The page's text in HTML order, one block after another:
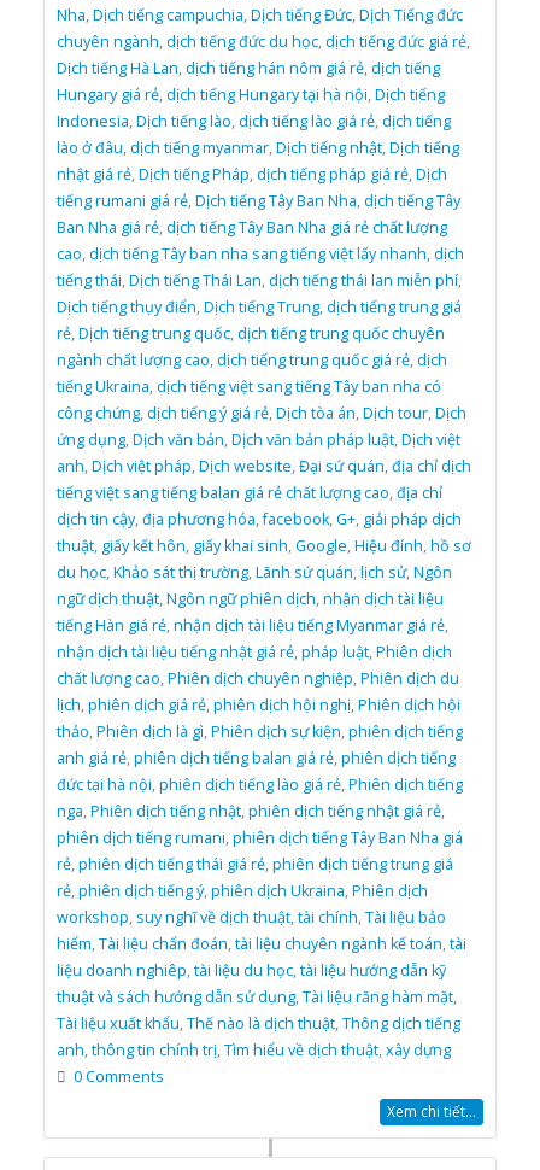
Nha,Dịch tiếng campuchia,Dịch tiếng Đức,Dịch Tiếng đức
chuyên ngành,dịch tiếng đức du học,dịch tiếng đức giá rẻ,
Dịch tiếng Hà Lan,dịch tiếng hán nôm giá rẻ,dịch tiếng
Hungary giá rẻ,dịch tiếng Hungary tại hà nội,Dịch tiếng
Indonesia,Dịch tiếng lào,dịch tiếng lào giá rẻ,dịch tiếng
lào ở đâu,dịch tiếng myanmar,Dịch tiếng nhật,Dịch tiếng
nhật giá rẻ,Dịch tiếng Pháp,dịch tiếng pháp giá rẻ,Dịch
tiếng rumani giá rẻ,Dịch tiếng Tây Ban Nha,dịch tiếng Tây
Ban Nha giá rẻ,dịch tiếng Tây Ban Nha giá rẻ chất lượng
cao,dịch tiếng Tây ban nha sang tiếng việt lấy nhanh,dịch
tiếng thái,Dịch tiếng Thái Lan,dịch tiếng thái lan miễn phí,
Dịch tiếng thụy điển,Dịch tiếng Trung,dịch tiếng trung giá
rẻ,Dịch tiếng trung quốc,dịch tiếng trung quốc chuyên
ngành chất lượng cao,dịch tiếng trung quốc giá rẻ,dịch
tiếng Ukraina,dịch tiếng việt sang tiếng Tây ban nha có
công chứng,dịch tiếng ý giá rẻ,Dịch tòa án,Dịch tour,Dịch
ứng dụng,Dịch văn bản,Dịch văn bản pháp luật,Dịch việt
anh,Dịch việt pháp,Dịch website,Đại sứ quán,địa chỉ dịch
tiếng việt sang tiếng balan giá rẻ chất lượng cao,địa chỉ
dịch tin cậy,địa phương hóa,facebook,G+, giải pháp dịch
thuật, giấy kết hôn, giấy khai sinh,Google,Hiệu đính,hồ sơ
du học,Khảo sát thị trường,Lãnh sứ quán,lịch sử,Ngôn
ngữ dịch thuật,Ngôn ngữ phiên dịch,nhận dịch tài liệu
tiếng Hàn giá rẻ,nhận dịch tài liệu tiếng Myanmar giá rẻ,
nhận dịch tài liệu tiếng nhật giá rẻ,pháp luật,Phiên dịch
chất lượng cao,Phiên dịch chuyên nghiệp,Phiên dịch du
lịch,phiên dịch giá rẻ,phiên dịch hội nghị,Phiên dịch hội
thảo,Phiên dịch là gì,Phiên dịch sự kiện,phiên dịch tiếng
anh giá rẻ,phiên dịch tiếng balan giá rẻ,phiên dịch tiếng
đức tại hà nội,phiên dịch tiếng lào giá rẻ,Phiên dịch tiếng
nga,Phiên dịch tiếng nhật,phiên dịch tiếng nhật giá rẻ,
phiên dịch tiếng rumani,phiên dịch tiếng Tây Ban Nha giá
rẻ,phiên dịch tiếng thái giá rẻ,phiên dịch tiếng trung giá
rẻ,phiên dịch tiếng ý,phiên dịch Ukraina,Phiên dịch
workshop, suy nghĩ về dịch thuật,tài chính,Tài liệu bảo
hiểm,Tài liệu chẩn đoán,tài liệu chuyên ngành kế toán,tài
liệu doanh nghiêp,tài liệu du học,tài liệu hướng dẫn kỹ
thuật và sách hướng dẫn sử dụng,Tài liệu răng hàm mặt,
Tài liệu xuất khẩu,Thế nào là dịch thuật,Thông dịch tiếng
anh,thông tin chính trị,Tìm hiểu về dịch thuật,xây dựng
0 Comments
Xem chi tiết...